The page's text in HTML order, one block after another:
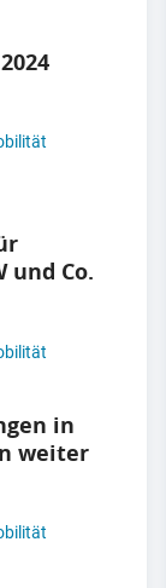
und Co.
in
weiter